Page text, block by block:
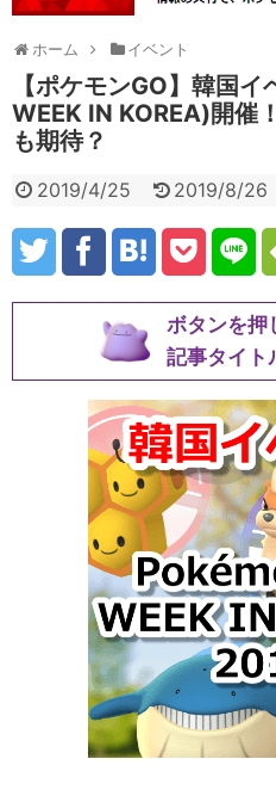
ホーム イベント
【ポケモンGO】韓国
WEEK IN KOREA)開催
も期待？
2019/4/25 2019/8/26
ボタンを押
記事タイト